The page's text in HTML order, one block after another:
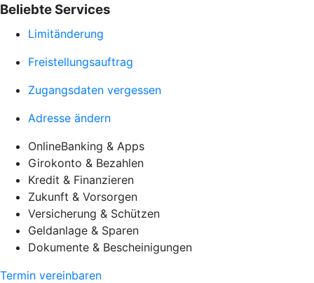
Beliebte Services
Limitänderung
Freistellungsauftrag
Zugangsdaten vergessen
Adresse ändern
OnlineBanking & Apps
Girokonto & Bezahlen
Kredit & Finanzieren
Zukunft & Vorsorgen
Versicherung & Schützen
Geldanlage & Sparen
Dokumente & Bescheinigungen
Termin vereinbaren